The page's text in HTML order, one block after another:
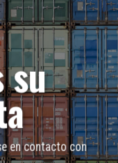
su
en contacto con